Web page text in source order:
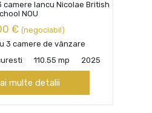
Iancu Nicolae British
NOU
€ (negociabil)
3 camere de vânzare
110.55 mp 2025
multe detalii